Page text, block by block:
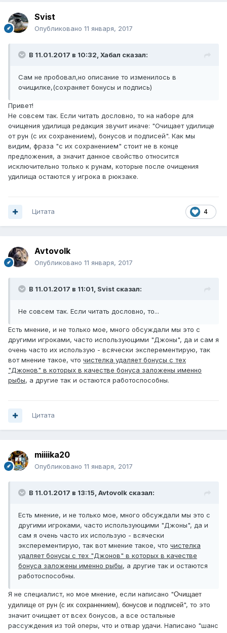
Svist
Опубликовано 11 января, 2017
В 11.01.2017 в 10:32, Хабал сказал:
Сам не пробовал,но описание то изменилось в
очищилке,(сохраняет бонусы и подпись)
Привет!
Не совсем так. Если читать дословно, то на наборе для
очищения удилища редакция звучит иначе: "Очищает удилище
от рун (с их сохранением), бонусов и подписей". Как мы
видим, фраза "с их сохранением" стоит не в конце
предложения, а значит данное свойство относится
исключительно только к рунам, которые после очищения
удилища остаются у игрока в рюкзаке.
4
Цитата
Avtovolk
Опубликовано 11 января, 2017
В 11.01.2017 в 11:01, Svist сказал:
Не совсем так. Если читать дословно, то...
Есть мнение, и не только мое, много обсуждали мы это с
другими игроками, часто использующими "Джоны", да и сам я
очень часто их использую - всячески эксперементирую, так
вот мнение такое, что чистелка удаляет бонусы с тех
"Джонов" в которых в качестве бонуса заложены именно
рыбы, а другие так и остаются работоспособны.
Цитата
miiiika20
Опубликовано 11 января, 2017
В 11.01.2017 в 13:15, Avtovolk сказал:
Есть мнение, и не только мое, много обсуждали мы это с
другими игроками, часто использующими "Джоны", да и
сам я очень часто их использую - всячески
эксперементирую, так вот мнение такое, что чистелка
удаляет бонусы с тех "Джонов" в которых в качестве
бонуса заложены именно рыбы, а другие так и остаются
работоспособны.
Я не специалист, но мое мнение, если написано "Очищает
удилище от рун (с их сохранением), бонусов и подписей", то это
значит очищает от всех бонусов, а все остальные
рассуждения из той оперы, что и отвар удачи. Написано "шанс